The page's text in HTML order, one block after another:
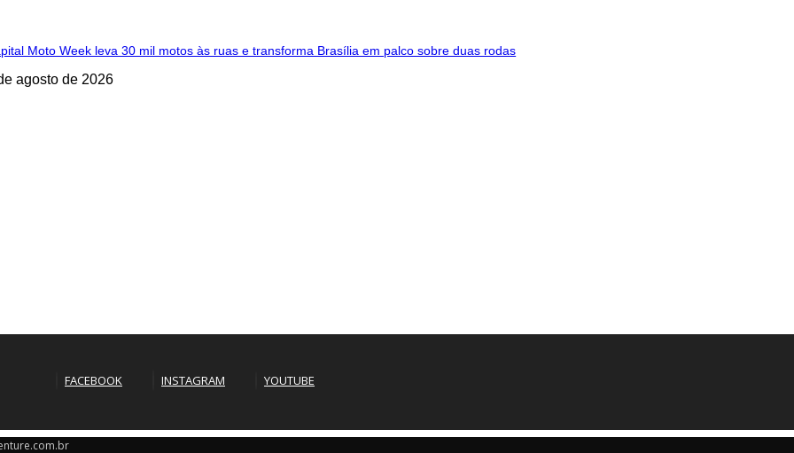
Moto Week leva 30 mil motos às ruas e transforma Brasília em palco sobre duas rodas
agosto de 2026
FACEBOOK INSTAGRAM YOUTUBE